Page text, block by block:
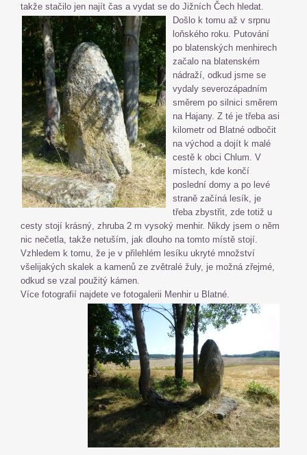
takže stačilo jen najít čas a vydat se do Jižních Čech hledat.
Došlo k tomu až v srpnu
loňského roku. Putování
po blatenských menhirech
začalo na blatenském
nádraží, odkud jsme se
vydaly severozápadním
směrem po silnici směrem
na Hajany. Z té je třeba asi
kilometr od Blatné odbočit
na východ a dojít k malé
cestě k obci Chlum. V
místech, kde končí
poslední domy a po levé
straně začíná lesík, je
třeba zbystřit, zde totiž u
cesty stojí krásný, zhruba 2 m vysoký menhir. Nikdy jsem o něm
nic nečetla, takže netuším, jak dlouho na tomto místě stojí.
Vzhledem k tomu, že je v přilehlém lesíku ukryté množství
všelijakých skalek a kamenů ze zvětralé žuly, je možná zřejmé,
odkud se vzal použitý kámen.
Více fotografií najdete ve fotogalerii Menhir u Blatné.